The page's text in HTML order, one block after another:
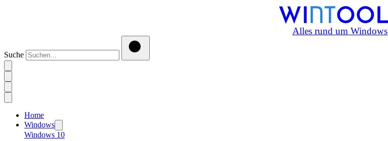
Alles rund um Windows
Suche
Home
Windows
Windows 10